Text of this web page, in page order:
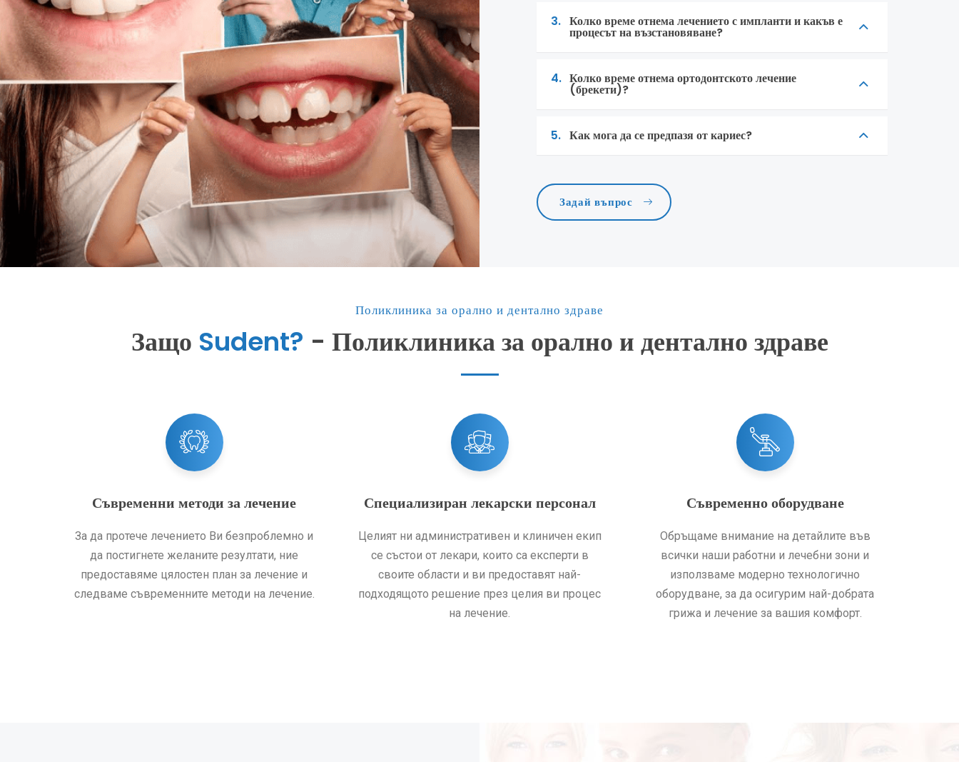
3. Колко време отнема лечението с импланти и какъв е
процесът на възстановяване?
4. Колко време отнема ортодонтското лечение
(брекети)?
5. Как мога да се предпазя от кариес?
Задай въпрос
Поликлиника за орално и дентално здраве
Защо Sudent? - Поликлиника за орално и дентално здраве
Съвременни методи за лечение
За да протече лечението Ви безпроблемно и
да постигнете желаните резултати, ние
предоставяме цялостен план за лечение и
следваме съвременните методи на лечение.
Специализиран лекарски персонал
Целият ни административен и клиничен екип
се състои от лекари, които са експерти в
своите области и ви предоставят най-
подходящото решение през целия ви процес
на лечение.
Съвременно оборудване
Обръщаме внимание на детайлите във
всички наши работни и лечебни зони и
използваме модерно технологично
оборудване, за да осигурим най-добрата
грижа и лечение за вашия комфорт.